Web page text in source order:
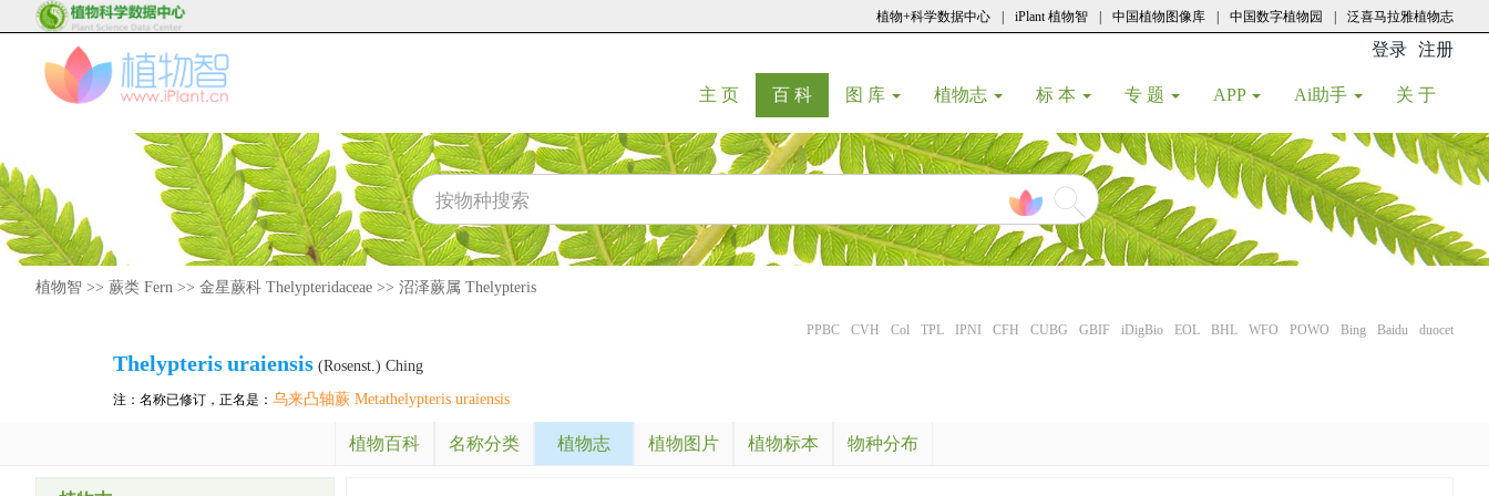
植物+科学数据中心 iPlant 植物智 中国植物图像库 中国数字植物园 泛喜马拉雅植物志
登录 注册
主 页(current)
百 科(current)
图 库 植物志 标 本 专 题 APP Ai助手 关 于
植物智 >> 蕨类 Fern >> 金星蕨科 Thelypteridaceae >> 沼泽蕨属 Thelypteris
PPBC CVH Col TPL IPNI CFH CUBG GBIF iDigBio EOL BHL WFO POWO Bing Baidu duocet
Thelypterisuraiensis (Rosenst.) Ching
注：名称已修订，正名是： 乌来凸轴蕨 Metathelypteris uraiensis
植物百科 名称分类 植物志 植物图片 植物标本 物种分布